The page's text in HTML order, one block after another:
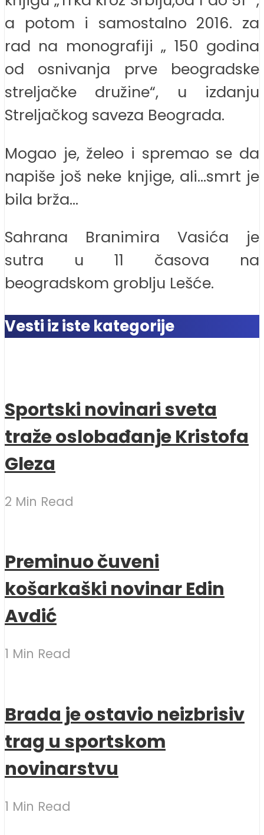
a potom i samostalno 2016. za
rad na monografiji „ 150 godina
od osnivanja prve beogradske
streljačke družine“, u izdanju
Streljačkog saveza Beograda.
Mogao je, želeo i spremao se da
napiše još neke knjige, ali…smrt je
bila brža…
Sahrana Branimira Vasića je
sutra u 11 časova na
beogradskom groblju Lešće.
Vesti iz iste kategorije
Sportski novinari sveta
traže oslobađanje Kristofa
Gleza
2 Min Read
Preminuo čuveni
košarkaški novinar Edin
Avdić
1 Min Read
Brada je ostavio neizbrisiv
trag u sportskom
novinarstvu
1 Min Read